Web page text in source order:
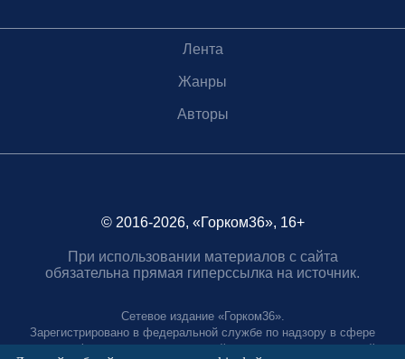
Лента
Жанры
Авторы
© 2016-2026, «Горком36», 16+
При использовании материалов с сайта
обязательна прямая гиперссылка на источник.
Сетевое издание «Горком36».
Зарегистрировано в федеральной службе по надзору в сфере
связи, информационных технологий и массовых коммуникаций.